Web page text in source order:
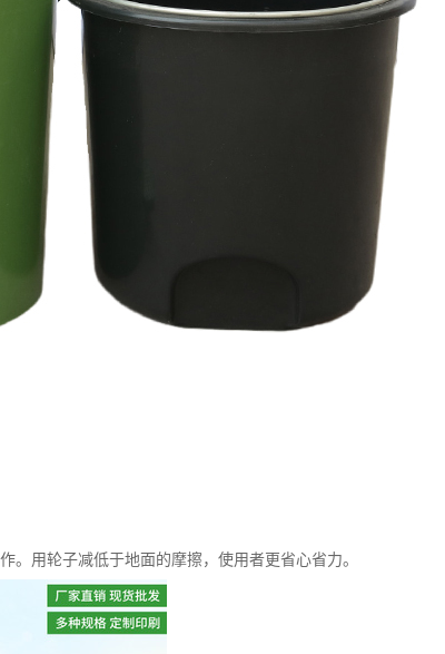
用轮子减低于地面的摩擦，使用者更省心省力。